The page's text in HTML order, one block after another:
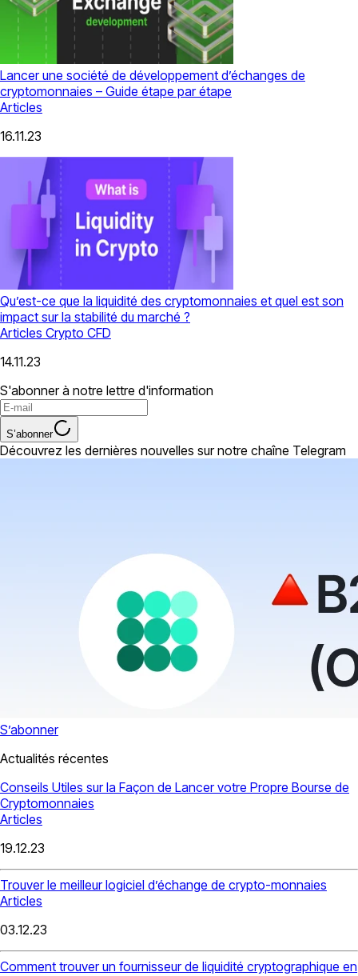
Lancer une société de développement d’échanges de
cryptomonnaies – Guide étape par étape
Articles
16.11.23
Qu’est-ce que la liquidité des cryptomonnaies et quel est son
impact sur la stabilité du marché ?
Articles Crypto CFD
14.11.23
S'abonner à notre lettre d'information
S’abonner
Découvrez les dernières nouvelles sur notre chaîne Telegram
S’abonner
Actualités récentes
Conseils Utiles sur la Façon de Lancer votre Propre Bourse de
Cryptomonnaies
Articles
19.12.23
Trouver le meilleur logiciel d’échange de crypto-monnaies
Articles
03.12.23
Comment trouver un fournisseur de liquidité cryptographique en